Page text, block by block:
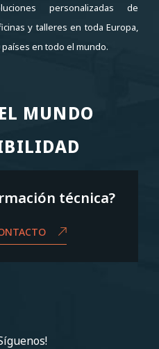
personalizadas de
y talleres en toda Europa,
países en todo el mundo.
MUNDO
MUNDO
técnica?